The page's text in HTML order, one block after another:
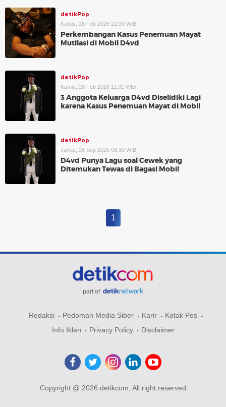
detikPop
Kamis, 26 Feb 2026 22:00 WIB
Perkembangan Kasus Penemuan Mayat
Mutilasi di Mobil D4vd
detikPop
Kamis, 26 Feb 2026 11:31 WIB
3 Anggota Keluarga D4vd Diselidiki Lagi
karena Kasus Penemuan Mayat di Mobil
detikPop
Jumat, 26 Sep 2025 08:30 WIB
D4vd Punya Lagu soal Cewek yang
Ditemukan Tewas di Bagasi Mobil
1
part of
Redaksi Pedoman Media Siber Karir
Kotak Pos
Info Iklan
Privacy Policy Disclaimer
Copyright @ 2026 detikcom, All right reserved